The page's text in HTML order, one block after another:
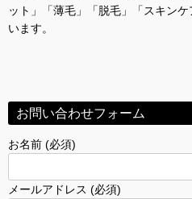
ット」「薄毛」「脱毛」「スキン
います。
お問い合わせフォーム
お名前 (必須)
メールアドレス (必須)